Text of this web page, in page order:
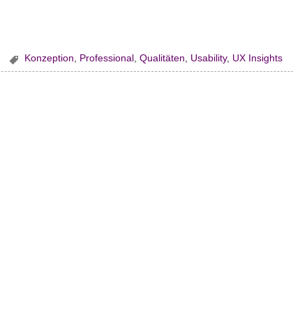
Konzeption, Professional , Qualitäten, Usability, UX Insights